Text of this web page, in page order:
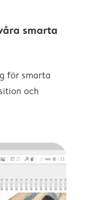
smarta
för smarta
och